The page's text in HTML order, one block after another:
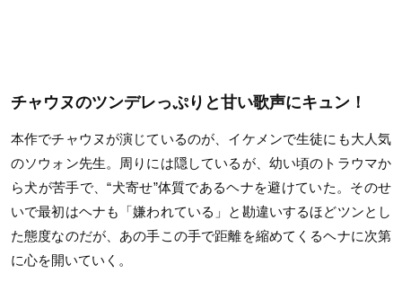
チャウヌのツンデレっぷり と甘い歌声にキュン！
本作でチャウヌが演じているのが、イケメンで生徒にも大人気
のソウォン先生。周りには隠しているが、幼い頃のトラウマか
ら犬が苦手で、“犬寄せ”体質であるヘナを避けていた。そのせ
いで最初はヘナも「嫌われている」と勘違いするほどツンとし
た態度なのだが、あの手この手で距離を縮めてくるヘナに次第
に心を開いていく。